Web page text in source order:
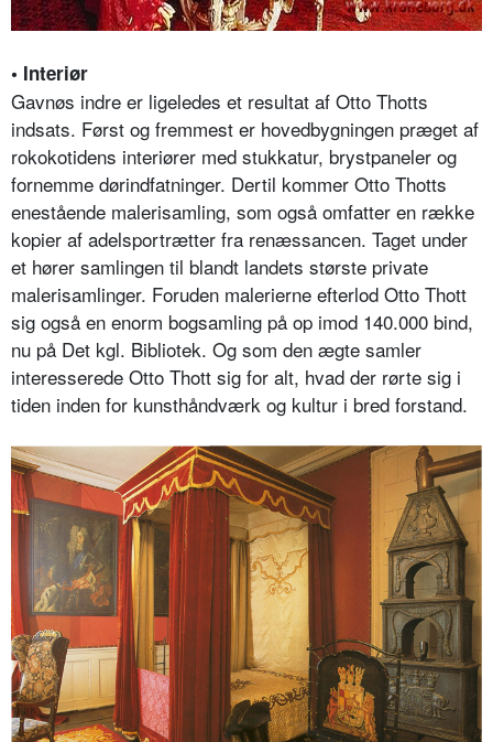
• Interiør
Gavnøs indre er ligeledes et resultat af Otto Thotts
indsats. Først og fremmest er hovedbygningen præget af
rokokotidens interiører med stukkatur, brystpaneler og
fornemme dørindfatninger. Dertil kommer Otto Thotts
enestående malerisamling, som også omfatter en række
kopier af adelsportrætter fra renæssancen. Taget under
et hører samlingen til blandt landets største private
malerisamlinger. Foruden malerierne efterlod Otto Thott
sig også en enorm bogsamling på op imod 140.000 bind,
nu på Det kgl. Bibliotek. Og som den ægte samler
interesserede Otto Thott sig for alt, hvad der rørte sig i
tiden inden for kunsthåndværk og kultur i bred forstand.